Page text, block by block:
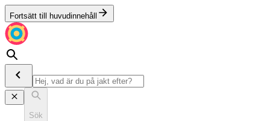
Fortsätt till huvudinnehåll
Sök